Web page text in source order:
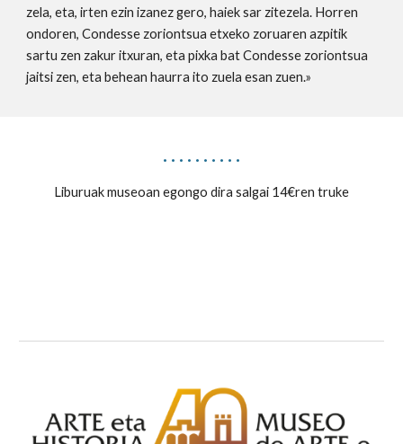
zela, eta, irten ezin izanez gero, haiek sar zitezela. Horren
ondoren, Condesse zoriontsua etxeko zoruaren azpitik
sartu zen zakur itxuran, eta pixka bat Condesse zoriontsua
jaitsi zen, eta behean haurra ito zuela esan zuen.»
· · · · · · · · · ·
Liburuak museoan egongo dira salgai 14€ren truke